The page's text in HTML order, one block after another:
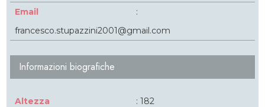
Email
:
francesco.stupazzini2001@gmail.com
Informazioni biografiche
Altezza
: 182